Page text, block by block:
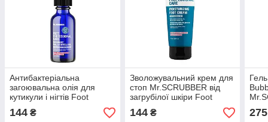
Антибактеріальна
загоювальна олія для
кутикули і нігтів Foot
Professional Care
Mr.SCRUBBER 15 мл
144 ₴
Зволожувальний крем для
стоп Mr.SCRUBBER від
загрубілої шкіри Foot
Professional Care 115 мл
144₴ 275